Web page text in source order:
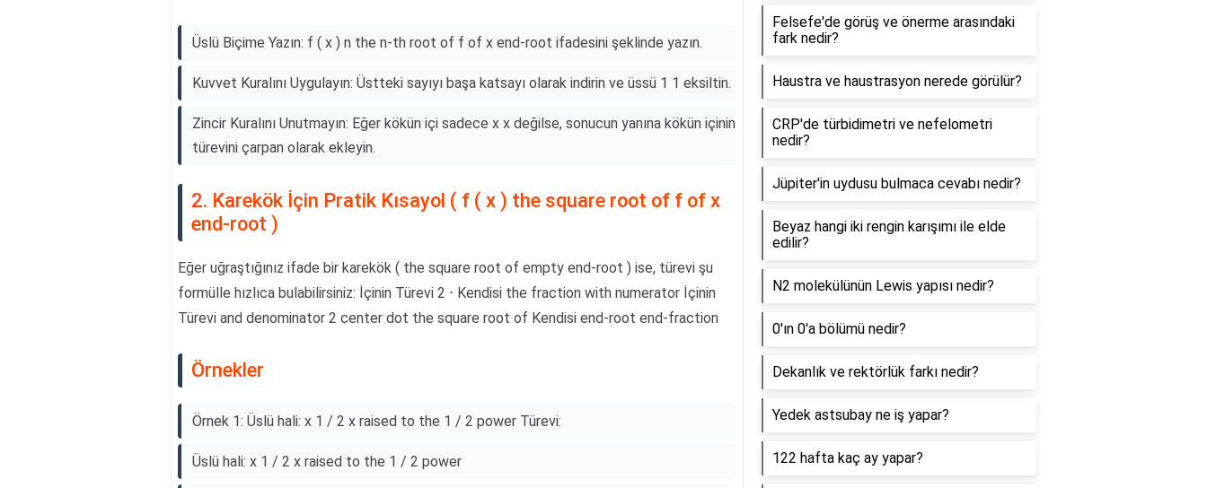
Üslü Biçime Yazın: f ( x ) n the n-th root of f of x end-root ifadesini şeklinde yazın.
Kuvvet Kuralını Uygulayın: Üstteki sayıyı başa katsayı olarak indirin ve üssü 1 1 eksiltin.
Zincir Kuralını Unutmayın: Eğer kökün içi sadece x x değilse, sonucun yanına kökün içinin
türevini çarpan olarak ekleyin.
2. Karekök İçin Pratik Kısayol ( f ( x ) the square root of f of x
end-root )
Eğer uğraştığınız ifade bir karekök ( the square root of empty end-root ) ise, türevi şu
formülle hızlıca bulabilirsiniz: İçinin Türevi 2 ⋅ Kendisi the fraction with numerator İçinin
Türevi and denominator 2 center dot the square root of Kendisi end-root end-fraction
Örnekler
Örnek 1: Üslü hali: x 1 / 2 x raised to the 1 / 2 power Türevi:
Üslü hali: x 1 / 2 x raised to the 1 / 2 power
Felsefe'de görüş ve önerme arasındaki
fark nedir?
Haustra ve haustrasyon nerede görülür?
CRP'de türbidimetri ve nefelometri
nedir?
Jüpiter'in uydusu bulmaca cevabı nedir?
Beyaz hangi iki rengin karışımı ile elde
edilir?
N2 molekülünün Lewis yapısı nedir?
0'ın 0'a bölümü nedir?
Dekanlık ve rektörlük farkı nedir?
Yedek astsubay ne iş yapar?
122 hafta kaç ay yapar?